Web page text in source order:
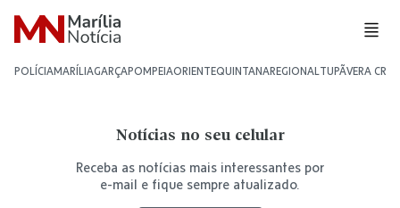
POLÍCIAMARÍLIAGARÇAPOMPEIAORIENTEQUINTANAREGIONALTUPÃVERA CRUZ
Notícias no seu celular
Receba as notícias mais interessantes por
e-mail e fique sempre atualizado.